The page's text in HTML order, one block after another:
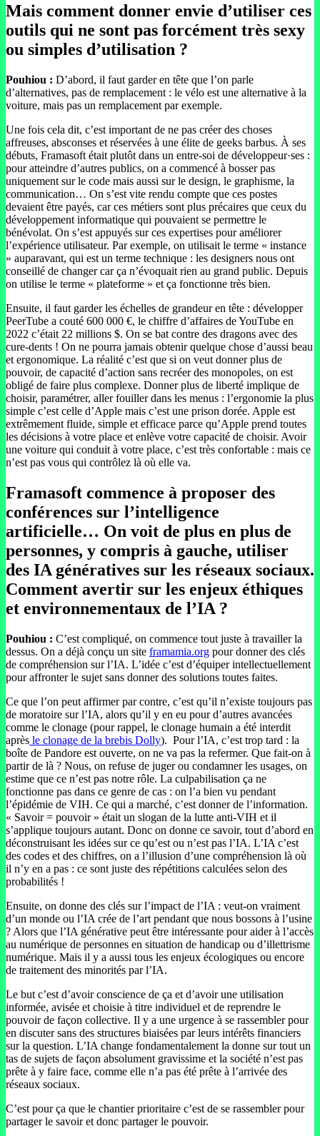
Mais comment donner envie d’utiliser ces
outils qui ne sont pas forcément très sexy
ou simples d’utilisation ?
Pouhiou : D’abord, il faut garder en tête que l’on parle
d’alternatives, pas de remplacement : le vélo est une alternative à la
voiture, mais pas un remplacement par exemple.
Une fois cela dit, c’est important de ne pas créer des choses
affreuses, absconses et réservées à une élite de geeks barbus. À ses
débuts, Framasoft était plutôt dans un entre-soi de développeur·ses :
pour atteindre d’autres publics, on a commencé à bosser pas
uniquement sur le code mais aussi sur le design, le graphisme, la
communication… On s’est vite rendu compte que ces postes
devaient être payés, car ces métiers sont plus précaires que ceux du
développement informatique qui pouvaient se permettre le
bénévolat. On s’est appuyés sur ces expertises pour améliorer
l’expérience utilisateur. Par exemple, on utilisait le terme « instance
» auparavant, qui est un terme technique : les designers nous ont
conseillé de changer car ça n’évoquait rien au grand public. Depuis
on utilise le terme « plateforme » et ça fonctionne très bien.
Ensuite, il faut garder les échelles de grandeur en tête : développer
PeerTube a couté 600 000 €, le chiffre d’affaires de YouTube en
2022 c’était 22 millions $. On se bat contre des dragons avec des
cure-dents ! On ne pourra jamais obtenir quelque chose d’aussi beau
et ergonomique. La réalité c’est que si on veut donner plus de
pouvoir, de capacité d’action sans recréer des monopoles, on est
obligé de faire plus complexe. Donner plus de liberté implique de
choisir, paramétrer, aller fouiller dans les menus : l’ergonomie la plus
simple c’est celle d’Apple mais c’est une prison dorée. Apple est
extrêmement fluide, simple et efficace parce qu’Apple prend toutes
les décisions à votre place et enlève votre capacité de choisir. Avoir
une voiture qui conduit à votre place, c’est très confortable : mais ce
n’est pas vous qui contrôlez là où elle va.
Framasoft commence à proposer des
conférences sur l’intelligence
artificielle… On voit de plus en plus de
personnes, y compris à gauche, utiliser
des IA génératives sur les réseaux sociaux.
Comment avertir sur les enjeux éthiques
et environnementaux de l’IA ?
Pouhiou : C’est compliqué, on commence tout juste à travailler la
dessus. On a déjà conçu un site framamia.org pour donner des clés
de compréhension sur l’IA. L’idée c’est d’équiper intellectuellement
pour affronter le sujet sans donner des solutions toutes faites.
Ce que l’on peut affirmer par contre, c’est qu’il n’existe toujours pas
de moratoire sur l’IA, alors qu’il y en eu pour d’autres avancées
comme le clonage (pour rappel, le clonage humain a été interdit
après le clonage de la brebis Dolly). Pour l’IA, c’est trop tard : la
boîte de Pandore est ouverte, on ne va pas la refermer. Que fait-on à
partir de là ? Nous, on refuse de juger ou condamner les usages, on
estime que ce n’est pas notre rôle. La culpabilisation ça ne
fonctionne pas dans ce genre de cas : on l’a bien vu pendant
l’épidémie de VIH. Ce qui a marché, c’est donner de l’information.
« Savoir = pouvoir » était un slogan de la lutte anti-VIH et il
s’applique toujours autant. Donc on donne ce savoir, tout d’abord en
déconstruisant les idées sur ce qu’est ou n’est pas l’IA. L’IA c’est
des codes et des chiffres, on a l’illusion d’une compréhension là où
il n’y en a pas : ce sont juste des répétitions calculées selon des
probabilités !
Ensuite, on donne des clés sur l’impact de l’IA : veut-on vraiment
d’un monde ou l’IA crée de l’art pendant que nous bossons à l’usine
? Alors que l’IA générative peut être intéressante pour aider à l’accès
au numérique de personnes en situation de handicap ou d’illettrisme
numérique. Mais il y a aussi tous les enjeux écologiques ou encore
de traitement des minorités par l’IA.
Le but c’est d’avoir conscience de ça et d’avoir une utilisation
informée, avisée et choisie à titre individuel et de reprendre le
pouvoir de façon collective. Il y a une urgence à se rassembler pour
en discuter sans des structures biaisées par leurs intérêts financiers
sur la question. L’IA change fondamentalement la donne sur tout un
tas de sujets de façon absolument gravissime et la société n’est pas
prête à y faire face, comme elle n’a pas été prête à l’arrivée des
réseaux sociaux.
C’est pour ça que le chantier prioritaire c’est de se rassembler pour
partager le savoir et donc partager le pouvoir.